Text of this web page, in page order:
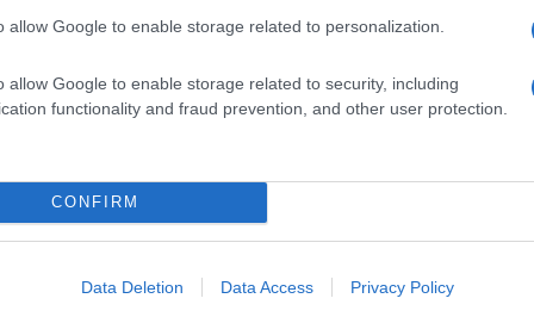
allow Google to enable storage related to personalization.
allow Google to enable storage related to security, including
functionality and fraud prevention, and other user protection.
CONFIRM
Data Deletion Data Access Privacy Policy
avtobusne postaje odpeljal posebni,brezplačni avtobus
na Polani.